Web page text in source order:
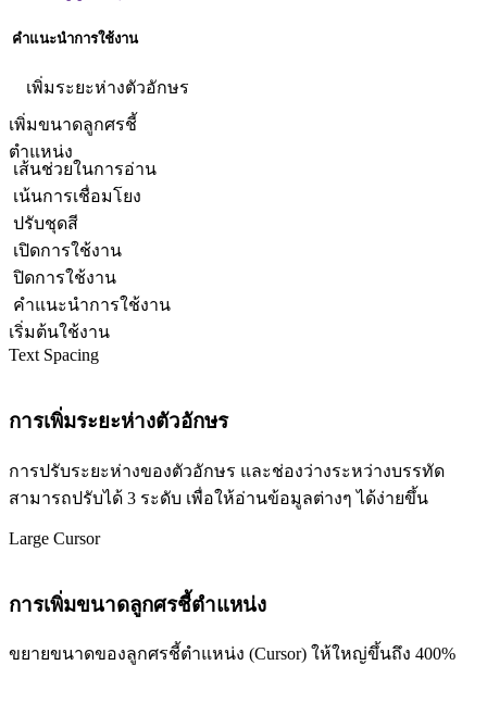
คำแนะนำการใช้งาน
เพิ่มระยะห่างตัวอักษร
เพิ่มขนาดลูกศรชี้
ตำแหน่ง
เส้นช่วยในการอ่าน
เน้นการเชื่อมโยง
ปรับชุดสี
เปิดการใช้งาน
ปิดการใช้งาน
คำแนะนำการใช้งาน
เริ่มต้นใช้งาน
Text Spacing
การเพิ่มระยะห่างตัวอักษร
การปรับระยะห่างของตัวอักษร และช่องว่างระหว่างบรรทัด
สามารถปรับได้ 3 ระดับ เพื่อให้อ่านข้อมูลต่างๆ ได้ง่ายขึ้น
Large Cursor
การเพิ่มขนาดลูกศรชี้ตำแหน่ง
ขยายขนาดของลูกศรชี้ตำแหน่ง (Cursor) ให้ใหญ่ขึ้นถึง 400%